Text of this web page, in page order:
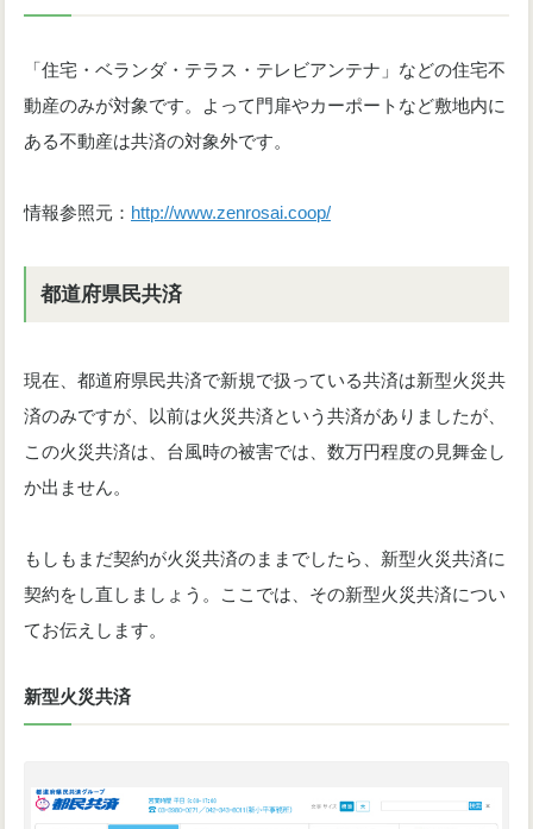
「住宅・ベランダ・テラス・テレビアンテナ」などの住宅不
動産のみが対象です。よって門扉やカーポートなど敷地内に
ある不動産は共済の対象外です。
情報参照元： http://www.zenrosai.coop/
都道府県民共済
現在、都道府県民共済で新規で扱っている共済は新型火災共
済のみですが、以前は火災共済という共済がありましたが、
この火災共済は、台風時の被害では、数万円程度の見舞金し
か出ません。
もしもまだ契約が火災共済のままでしたら、新型火災共済に
契約をし直しましょう。ここでは、その新型火災共済につい
てお伝えします。
新型火災共済